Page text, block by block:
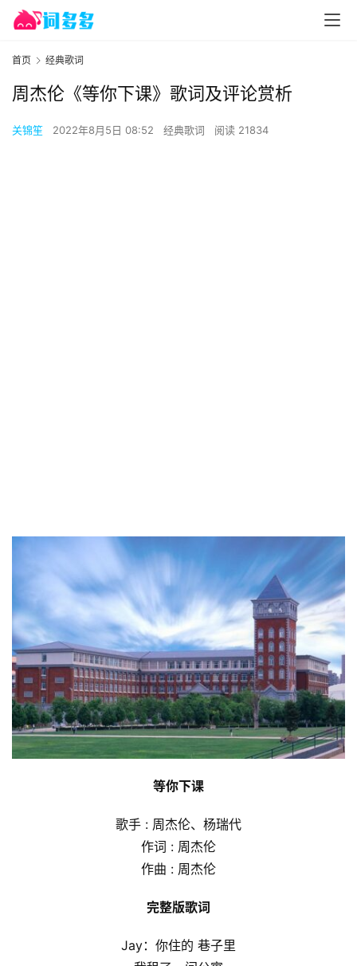
首页 经典歌词
周杰伦《等你下课》歌词及评论赏析
关锦笙 2022年8月5日 08:52 经典歌词 阅读 21834
等你下课
歌手 : 周杰伦、杨瑞代
作词 : 周杰伦
作曲 : 周杰伦
完整版歌词
Jay：你住的 巷子里